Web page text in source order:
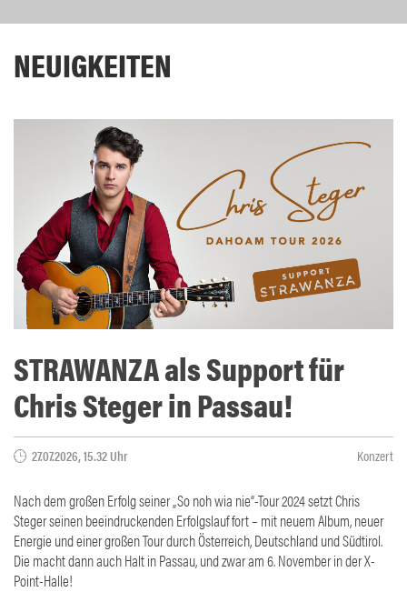
NEUIGKEITEN
STRAWANZA als Support für
Chris Steger in Passau!
27.07.2026, 15.32 Uhr Konzert
Nach dem großen Erfolg seiner „So noh wia nie“-Tour 2024 setzt Chris
Steger seinen beeindruckenden Erfolgslauf fort – mit neuem Album, neuer
Energie und einer großen Tour durch Österreich, Deutschland und Südtirol.
Die macht dann auch Halt in Passau, und zwar am 6. November in der X-
Point-Halle!